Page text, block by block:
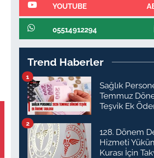
YOUTUBE
05514912294
Trend Haberler
Sağlık
Temmuz
Teşvik Ek
1
128. Dönem
Hizmeti
Kurası İçin
2